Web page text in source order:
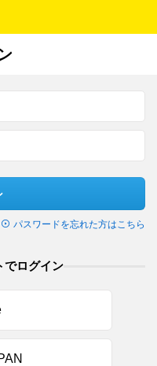
パスワードを忘れた方はこちら
でログイン